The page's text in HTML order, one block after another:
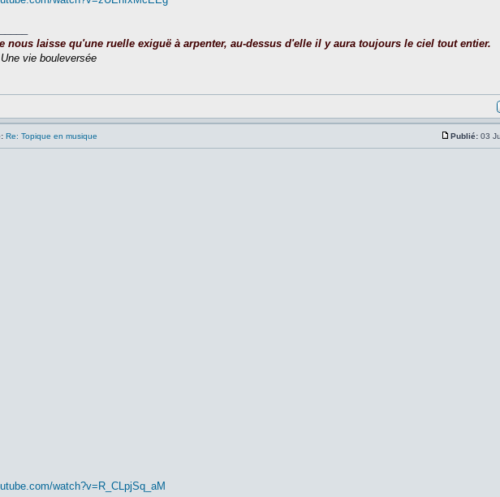
nous laisse qu'une ruelle exiguë à arpenter, au-dessus d'elle il y aura toujours le ciel tout entier.
Une vie bouleversée
Re: Topique en musique Publié:03
watch?v=R_CLpjSq_aM